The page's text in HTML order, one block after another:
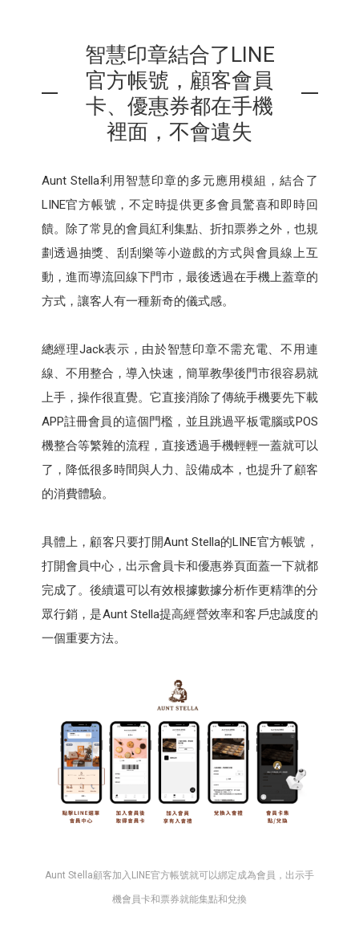
智慧印章結合了LINE
官方帳號，顧客會員
卡、優惠券都在手機
裡面，不會遺失
Aunt Stella利用智慧印章的多元應用模組，結合了
LINE官方帳號，不定時提供更多會員驚喜和即時回
饋。除了常見的會員紅利集點、折扣票券之外，也規
劃透過抽獎、刮刮樂等小遊戲的方式與會員線上互
動，進而導流回線下門市，最後透過在手機上蓋章的
方式，讓客人有一種新奇的儀式感。
總經理Jack表示，由於智慧印章不需充電、不用連
線、不用整合，導入快速，簡單教學後門市很容易就
上手，操作很直覺。它直接消除了傳統手機要先下載
APP註冊會員的這個門檻，並且跳過平板電腦或POS
機整合等繁雜的流程，直接透過手機輕輕一蓋就可以
了，降低很多時間與人力、設備成本，也提升了顧客
的消費體驗。
具體上，顧客只要打開Aunt Stella的LINE官方帳號，
打開會員中心，出示會員卡和優惠券頁面蓋一下就都
完成了。後續還可以有效根據數據分析作更精準的分
眾行銷，是Aunt Stella提高經營效率和客戶忠誠度的
一個重要方法。
Aunt Stella顧客加入LINE官方帳號就可以綁定成為會員，出示手
機會員卡和票券就能集點和兌換